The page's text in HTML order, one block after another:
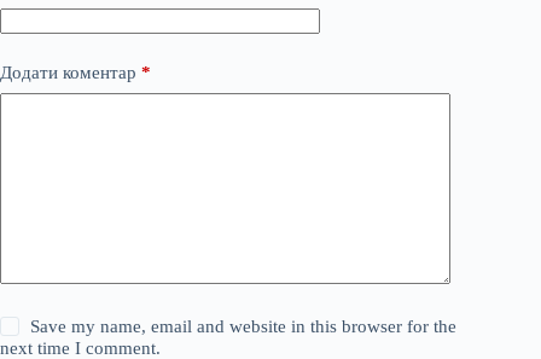
Додати коментар *
Save my name, email and website in this browser for the
next time I comment.